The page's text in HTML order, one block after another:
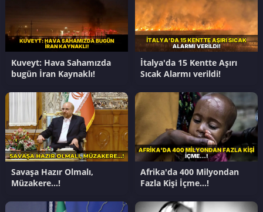
Kuveyt: Hava Sahamızda
bugün İran Kaynaklı!
İtalya'da 15 Kentte Aşırı
Sıcak Alarmı verildi!
Savaşa Hazır Olmalı,
Müzakere…!
Afrika'da 400 Milyondan
Fazla Kişi İçme…!